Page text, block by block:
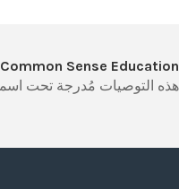
Common Sense Education